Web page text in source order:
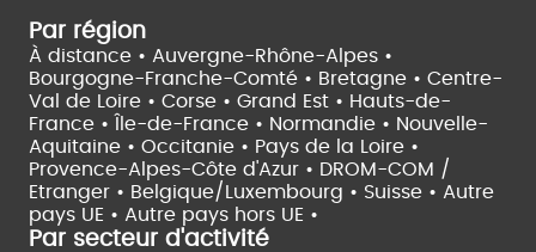
Par région
À distance • Auvergne-Rhône-Alpes •
Bourgogne-Franche-Comté • Bretagne • Centre-
Val de Loire • Corse • Grand Est • Hauts-de-
France •
Île-de-France • Normandie • Nouvelle-
Aquitaine • Occitanie • Pays de la Loire •
Provence-Alpes-Côte d'Azur • DROM-COM /
Etranger • Belgique/Luxembourg • Suisse • Autre
pays UE • Autre pays hors UE •
Par secteur d'activité